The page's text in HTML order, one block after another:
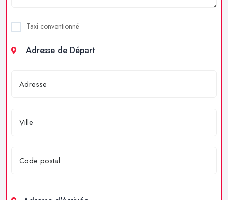
Taxi conventionné
Adresse de Départ